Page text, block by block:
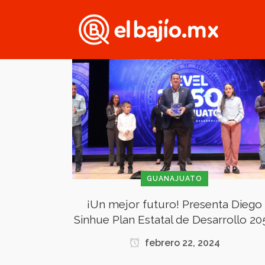
GUANAJUATO
¡Un mejor futuro! Presenta Diego
Sinhue Plan Estatal de Desarrollo
febrero 22, 2024